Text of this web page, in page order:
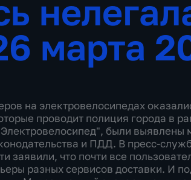
марта
на электровелосипедах
проводит полиция города в
были выявлены
и ПДД. В пресс-
заявили, что почти все
разных сервисов доставки. И